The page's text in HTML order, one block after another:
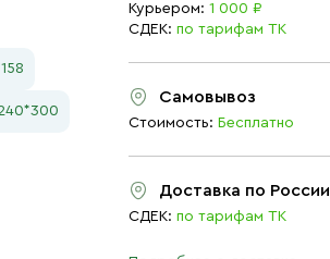
Курьером: 1 000 ₽
СДЕК: по тарифам ТК
Самовывоз
Стоимость: Бесплатно
Доставка по России
СДЕК: по тарифам ТК